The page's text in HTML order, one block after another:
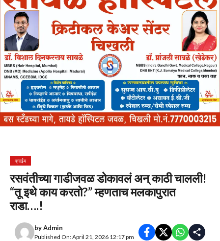
क्राईम
रसवंतीच्या गाडीजवळ डोकावलं अन्‌ काठी चालली!
“तू इथे काय करतो?” म्हणताच मलकापुरात
राडा….!
byAdmin
Published On: April 21, 2026 12:17 pm